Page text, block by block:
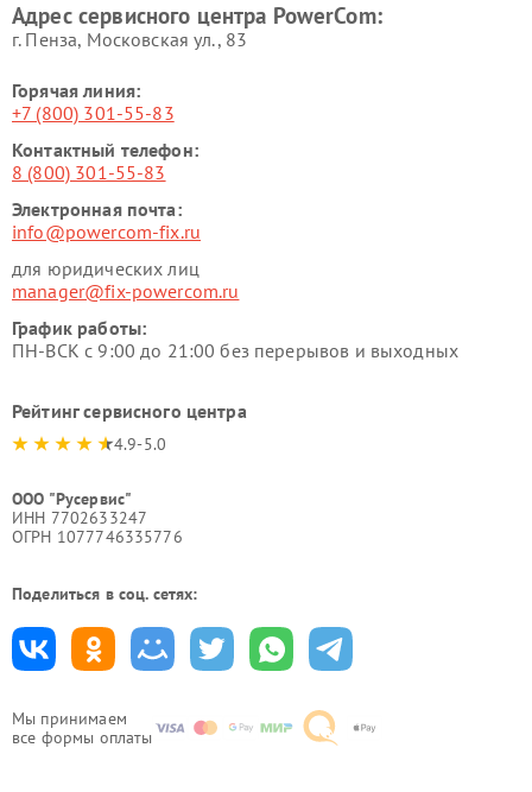
Мы принимаем
все формы оплаты
Адрес сервисного центра PowerCom:
г. Пенза, Московская ул., 83
Горячая линия:
+7 (800) 301-55-83
Контактный телефон:
8 (800) 301-55-83
Электронная почта:
info@powercom-fix.ru
для юридических лиц
manager@fix-powercom.ru
График работы:
ПН-ВСК с 9:00 до 21:00 без перерывов и выходных
Рейтинг сервисного центра
4.9-5.0
ООО "Русервис"
ИНН 7702633247
ОГРН 1077746335776
Поделиться в соц. сетях: